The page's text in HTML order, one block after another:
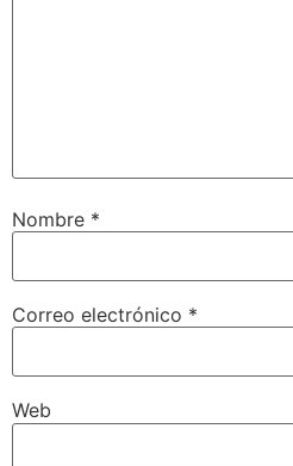
Nombre *
Correo electrónico *
Web